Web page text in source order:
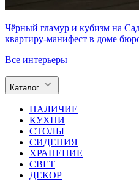
Чёрный гламур и кубизм на
квартиру-манифест в доме
Все интерьеры
Каталог
НАЛИЧИЕ
КУХНИ
СТОЛЫ
СИДЕНИЯ
ХРАНЕНИЕ
СВЕТ
ДЕКОР